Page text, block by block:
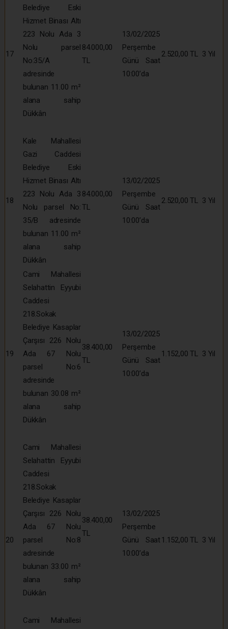
17
Belediye Eski
Hizmet Binası Altı
223 Nolu Ada 3
Nolu parsel
No:35/A
adresinde
bulunan 11.00 m²
alana sahip
Dükkân
84.000,00
TL
13/02/2025
Perşembe
Günü Saat
10:00’da
2.520,00 TL 3 Yıl
18
Kale Mahallesi
Gazi Caddesi
Belediye Eski
Hizmet Binası Altı
223 Nolu Ada 3
Nolu parsel No:
35/B adresinde
bulunan 11.00 m²
alana sahip
Dükkân
84.000,00
TL
13/02/2025
Perşembe
Günü Saat
10:00’da
2.520,00 TL 3 Yıl
19
Cami Mahallesi
Selahattin Eyyubi
Caddesi
218.Sokak
Belediye Kasaplar
Çarşısı 226 Nolu
Ada 67 Nolu
parsel No:6
adresinde
bulunan 30.08 m²
alana sahip
Dükkân
38.400,00
TL
13/02/2025
Perşembe
Günü Saat
10:00’da
1.152,00 TL 3 Yıl
20
Cami Mahallesi
Selahattin Eyyubi
Caddesi
218.Sokak
Belediye Kasaplar
Çarşısı 226 Nolu
Ada 67 Nolu
parsel No:8
adresinde
bulunan 33.00 m²
alana sahip
Dükkân
38.400,00
TL
13/02/2025
Perşembe
Günü Saat
10:00’da
1.152,00 TL 3 Yıl
Cami Mahallesi